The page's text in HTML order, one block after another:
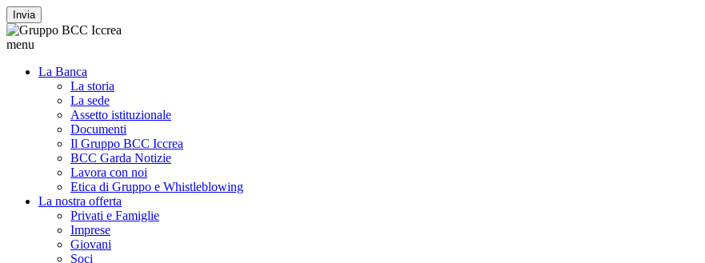
Invia
menu
La Banca
La storia
La sede
Assetto istituzionale
Documenti
Il Gruppo BCC Iccrea
BCC Garda Notizie
Lavora con noi
Etica di Gruppo e Whistleblowing
La nostra offerta
Privati e Famiglie
Imprese
Giovani
Soci